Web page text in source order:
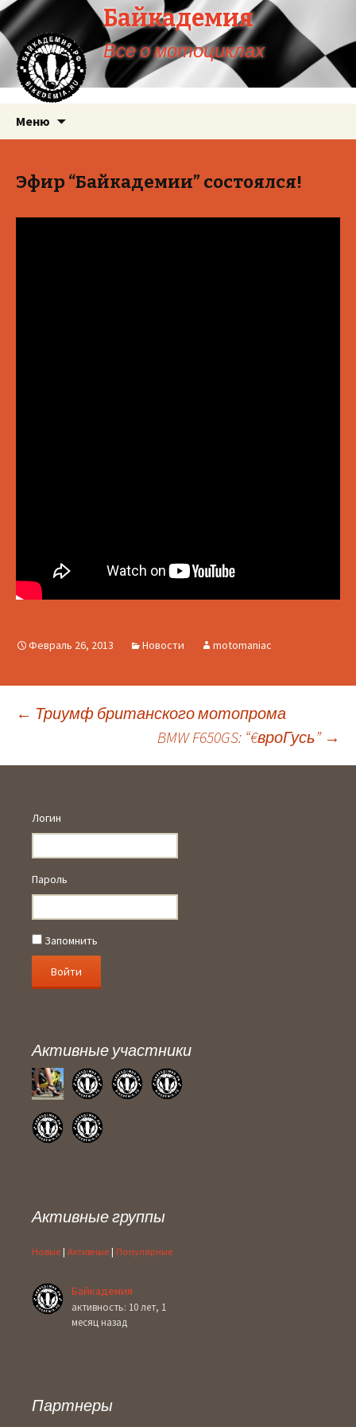
Байкадемия
Все о мотоциклах
Меню
Эфир “Байкадемии” состоялся!
Февраль 26, 2013 Новости motomaniac
Навигация
по
записям
← Триумф британского мотопрома
BMW F650GS: “€вроГусь” →
Логин
Пароль
Запомнить
Активные участники
Активные группы
Новые | Активные | Популярные
Байкадемия
активность: 10 лет, 1
месяц назад
Партнеры